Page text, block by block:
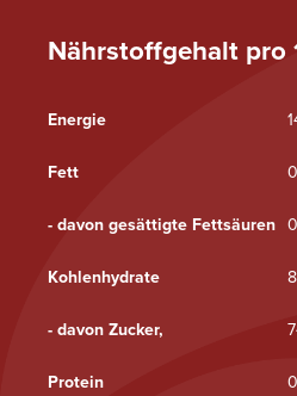
Nährstoffgehalt pro
Energie
Fett
- davon gesättigte Fettsäuren
Kohlenhydrate
- davon Zucker,
Protein